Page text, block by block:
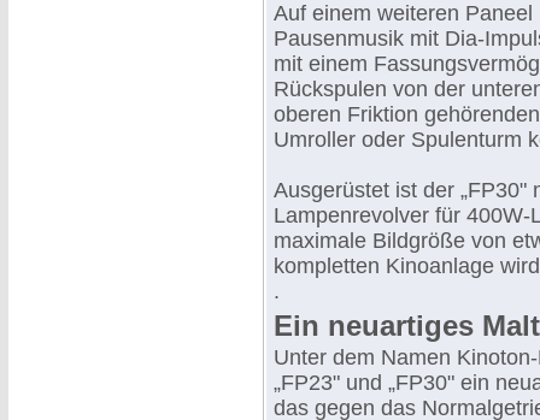
Auf einem weiteren
Pausenmusik mit Dia-
mit einem
Rückspulen von der
oberen Friktion
Umroller oder Spulenturm
Ausgerüstet ist der „FP30"
Lampenrevolver für
maximale Bildgröße von
kompletten Kinoanlage
.
Ein neuartiges
Unter dem Namen
„FP23" und „FP30" ein
das gegen das